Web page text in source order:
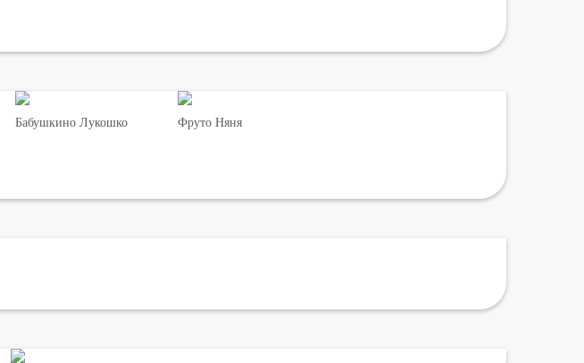
Бабушкино Лукошко Фруто Няня